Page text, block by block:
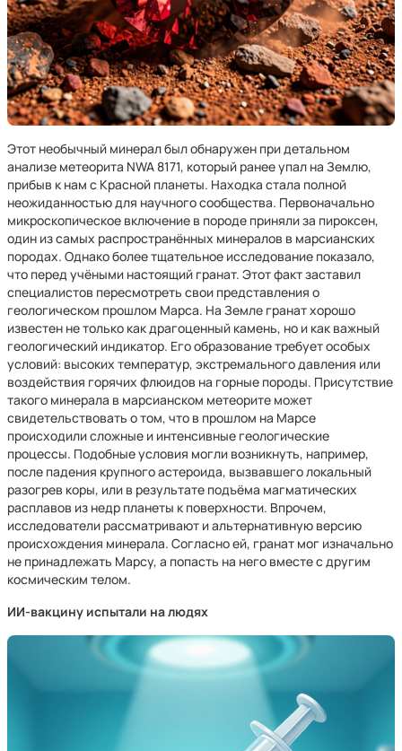
Этот необычный минерал был обнаружен при детальном
анализе метеорита NWA 8171, который ранее упал на Землю,
прибыв к нам с Красной планеты. Находка стала полной
неожиданностью для научного сообщества. Первоначально
микроскопическое включение в породе приняли за пироксен,
один из самых распространённых минералов в марсианских
породах. Однако более тщательное исследование показало,
что перед учёными настоящий гранат. Этот факт заставил
специалистов пересмотреть свои представления о
геологическом прошлом Марса. На Земле гранат хорошо
известен не только как драгоценный камень, но и как важный
геологический индикатор. Его образование требует особых
условий: высоких температур, экстремального давления или
воздействия горячих флюидов на горные породы. Присутствие
такого минерала в марсианском метеорите может
свидетельствовать о том, что в прошлом на Марсе
происходили сложные и интенсивные геологические
процессы. Подобные условия могли возникнуть, например,
после падения крупного астероида, вызвавшего локальный
разогрев коры, или в результате подъёма магматических
расплавов из недр планеты к поверхности. Впрочем,
исследователи рассматривают и альтернативную версию
происхождения минерала. Согласно ей, гранат мог изначально
не принадлежать Марсу, а попасть на него вместе с другим
космическим телом.
ИИ-вакцину испытали на людях